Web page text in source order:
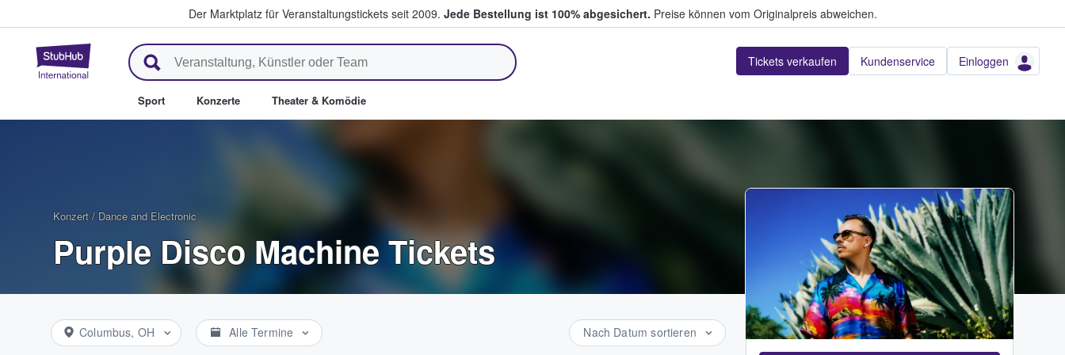
Der Marktplatz für Veranstaltungstickets seit 2009. Jede Bestellung ist 100% abgesichert. Preise können vom Originalpreis abweichen.
StubHub - Wo Fans Tickets kaufen & verkaufen Tickets verkaufen Kundenservice Einloggen
Sport Konzerte Theater & Komödie
Konzert / Dance and Electronic
Purple Disco Machine Tickets
Columbus, OH Alle Termine Nach Datum sortieren